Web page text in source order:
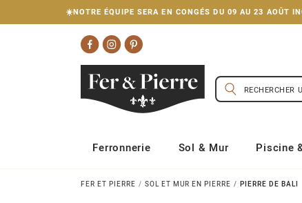
☀️NOTRE ÉQUIPE SERA EN CONGÉS DU 09 AU 23 AOÛT
Ferronnerie Sol & Mur Piscine
FER ET PIERRE SOL ET MUR EN PIERRE PIERRE DE BALI